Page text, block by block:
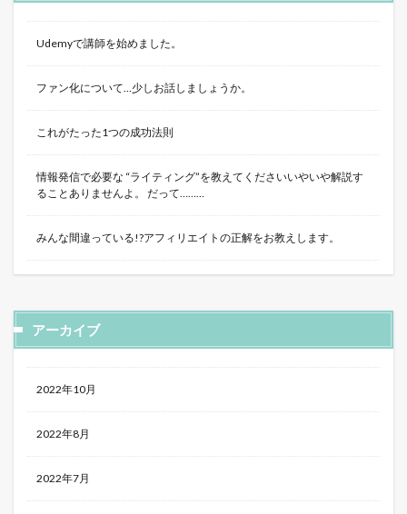
Udemyで講師を始めました。
ファン化について…少しお話しましょうか。
これがたった1つの成功法則
情報発信で必要な “ライティング”を教えてくださいいやいや解説す
ることありませんよ。 だって………
みんな間違っている!?アフィリエイトの正解をお教えします。
アーカイブ
2022年10月
2022年8月
2022年7月